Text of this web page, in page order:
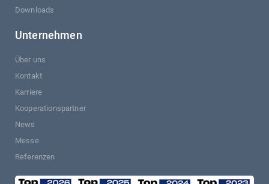
Downloads
Unternehmen
Über uns
Kontakt
Karriere
Kooperationspartner
News
Messe
Referenzen